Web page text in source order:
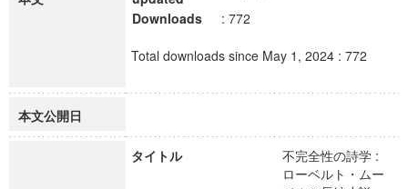
Downloads
: 772
Total downloads since May 1, 2024 : 772
本文公開日
タイトル
不完全性の詩学 :
ローベルト・ムー